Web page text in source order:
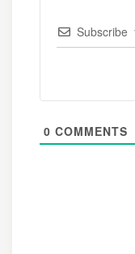
Subscribe
0 COMMENTS